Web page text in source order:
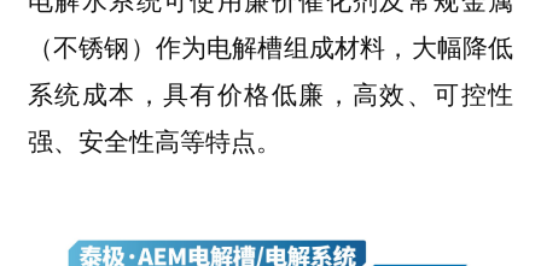
（不锈钢）作为电解槽组成材料，大幅降低
系统成本，具有价格低廉，高效、可控性
强、安全性高等特点。